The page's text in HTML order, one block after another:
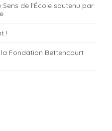
de l’École soutenu par
!
Fondation Bettencourt